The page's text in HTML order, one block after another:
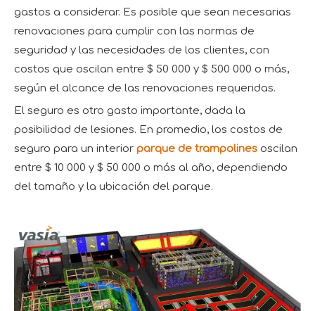
gastos a considerar. Es posible que sean necesarias
renovaciones para cumplir con las normas de
seguridad y las necesidades de los clientes, con
costos que oscilan entre $ 50 000 y $ 500 000 o más,
según el alcance de las renovaciones requeridas.
El seguro es otro gasto importante, dada la
posibilidad de lesiones. En promedio, los costos de
seguro para un interior parque de trampolines oscilan
entre $ 10 000 y $ 50 000 o más al año, dependiendo
del tamaño y la ubicación del parque.